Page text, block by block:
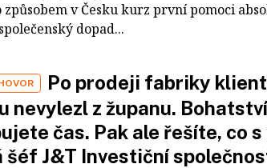
v Česku kurz první pomoci
dopad...
Po prodeji fabriky
nevylezl z županu.
čas. Pak ale řešíte, co s
šéf J&T Investiční